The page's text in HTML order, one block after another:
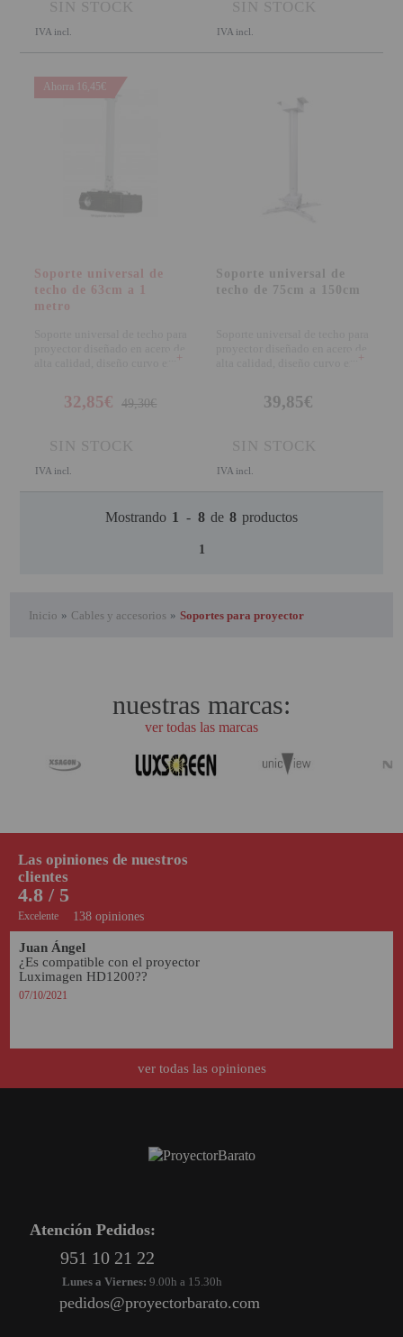
SIN STOCK
IVA incl.
SIN STOCK
IVA incl.
Ahorra 16,45€
Soporte universal de
techo de 63cm a 1
metro
+
32,85€ 49,30€
SIN STOCK
IVA incl.
Soporte universal de
techo de 75cm a 150cm
+
39,85€
SIN STOCK
IVA incl.
Mostrando 1 - 8 de 8 productos
1
Inicio » Cables y accesorios » Soportes para proyector
nuestras marcas:
ver todas las marcas
138 opiniones
4.8 / 5
Excelente
Las opiniones de nuestros
clientes
Juan Ángel
¿Es compatible con el proyector
Luximagen HD1200??
07/10/2021
ver todas las opiniones
Atención Pedidos:
951 10 21 22
Lunes a Viernes: 9.00h a 15.30h
pedidos@proyectorbarato.com